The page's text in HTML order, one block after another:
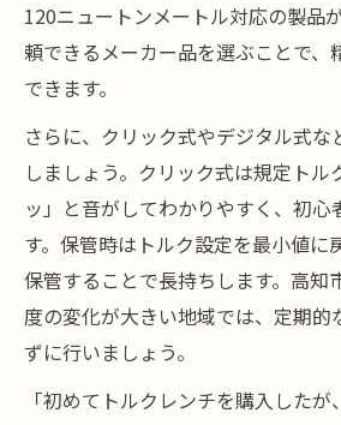
120ニュートンメートル対応の製品
頼できるメーカー品を選ぶことで、
できます。
さらに、クリック式やデジタル式
しましょう。クリック式は規定トル
ッ」と音がしてわかりやすく、初心
す。保管時はトルク設定を最小値に
保管することで長持ちします。高知
度の変化が大きい地域では、定期的
ずに行いましょう。
「初めてトルクレンチを購入した